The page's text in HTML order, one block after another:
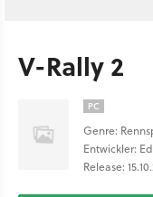
V-Rally 2
PC
Genre:
Entwickler:
Release: